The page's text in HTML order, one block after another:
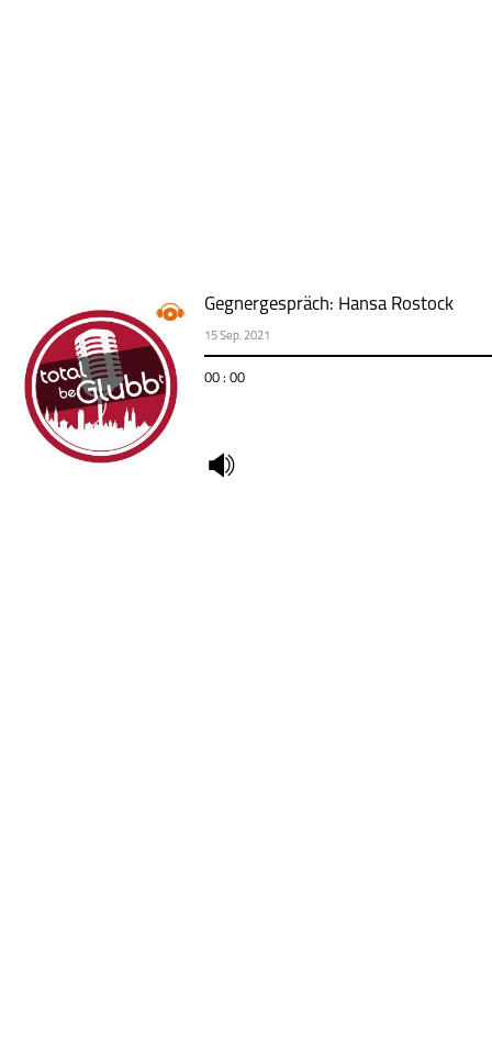
Gegnergespräch: Hansa Rostock
15 Sep. 2021
00 : 00